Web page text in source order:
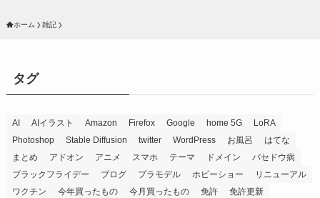
ホーム 雑記
タグ
AI AIイラスト Amazon Firefox Google home 5G
LoRA
Photoshop
Stable Diffusion twitter WordPress お風呂
はてな
まとめ
アドオン アニメ スマホ テーマ ドメイン
バセドウ病
ブラックフライデー
ブログ プラモデル ホビーショー
リニューアル
ワクチン
今年買ったもの 今月買ったもの 免許
免許更新